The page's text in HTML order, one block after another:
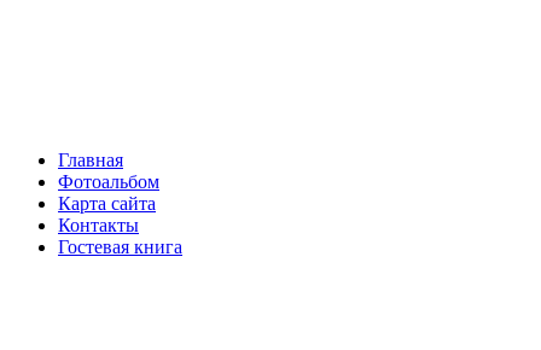
Главная
Фотоальбом
Карта сайта
Контакты
Гостевая книга